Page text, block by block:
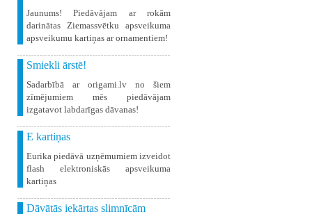
Jaunums! Piedāvājam ar rokām
darinātas Ziemassvētku apsveikuma
apsveikumu kartiņas ar ornamentiem!
Smiekli ārstē!
Sadarbībā ar origami.lv no šiem
zīmējumiem mēs piedāvājam
izgatavot labdarīgas dāvanas!
E kartiņas
Eurika piedāvā uzņēmumiem izveidot
flash elektroniskās apsveikuma
kartiņas
Dāvātās iekārtas slimnīcām